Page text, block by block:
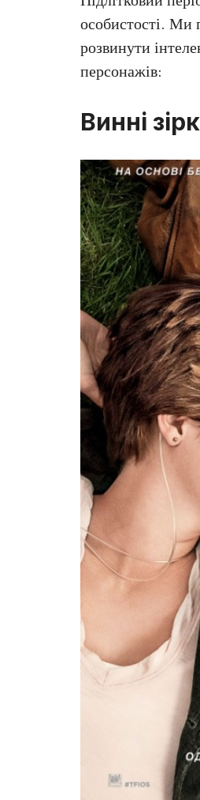
особистості. Ми
розвинути
персонажів:
Винні